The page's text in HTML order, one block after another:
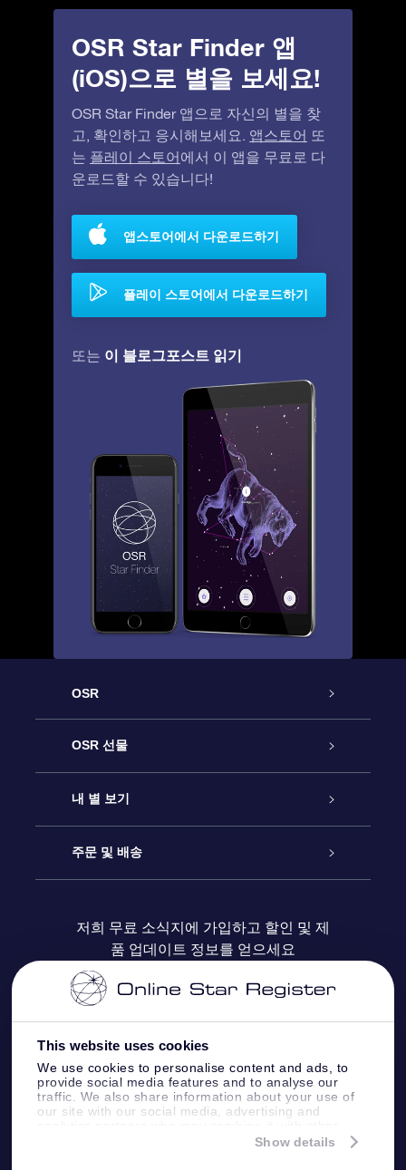
This website uses cookies
We use cookies to personalise content and ads, to
provide social media features and to analyse our
traffic. We also share information about your use of
our site with our social media, advertising and
information that you’ve provided to them or that
Show details
OSR Star Finder 앱
(iOS)으로 별을 보세요!
OSR Star Finder 앱으로 자신의 별을 찾
고, 확인하고 응시해보세요. 앱스토어 또
는 플레이 스토어에서 이 앱을 무료로 다
운로드할 수 있습니다!
앱스토어에서 다운로드하기
플레이 스토어에서 다운로드하기
또는 이 블로그포스트 읽기
OSR
고객 서비스
연락처
블로그
OSR 선물
온라인 별 선물
OSR 선물 팩
OSR 상품권
기업 선물
내 별 보기
Star Register
맞춤 별 페이지
One Million Stars
Fly me to the stars VR 앱
주문 및 배송
결제 정보
배송 정보
환불 정책
별자리
저희 무료 소식지에 가입하고 할인 및 제
품 업데이트 정보를 얻으세요